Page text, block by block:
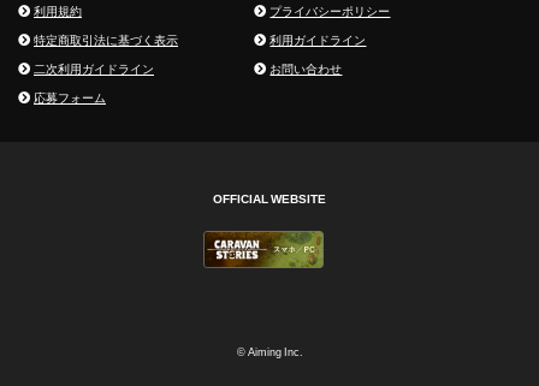
利用規約
プライバシーポリシー
特定商取引法に基づく表示
利用ガイドライン
二次利用ガイドライン
お問い合わせ
応募フォーム
OFFICIAL WEBSITE
© Aiming Inc.